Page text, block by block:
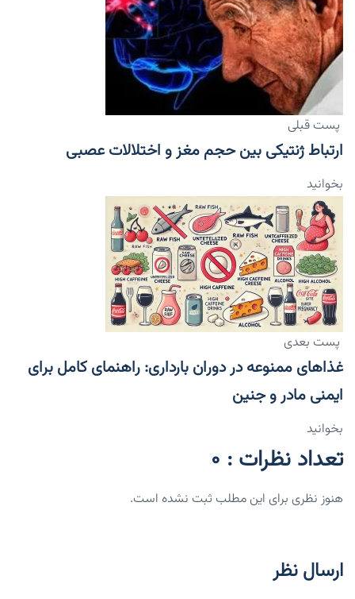
پست قبلی
ارتباط ژنتیکی بین حجم مغز و اختلالات عصبی
بخوانید
پست بعدی
غذاهای ممنوعه در دوران بارداری: راهنمای کامل برای
ایمنی مادر و جنین
بخوانید
تعداد نظرات : 0
هنوز نظری برای این مطلب ثبت نشده است.
ارسال نظر